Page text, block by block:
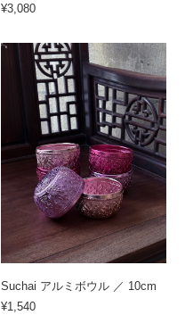
¥3,080
Suchai アルミボウル ／ 10cm
¥1,540